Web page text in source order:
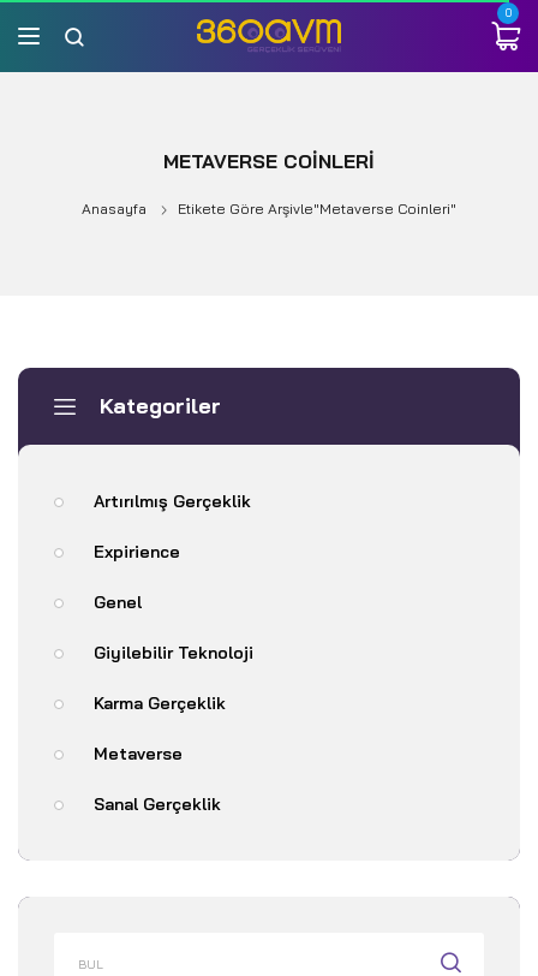
0
METAVERSE COINLERI
Anasayfa Etikete Göre Arşivle"metaverse Coinleri"
Kategoriler
Artırılmış Gerçeklik
Expirience
Genel
Giyilebilir Teknoloji
Karma Gerçeklik
Metaverse
Sanal Gerçeklik